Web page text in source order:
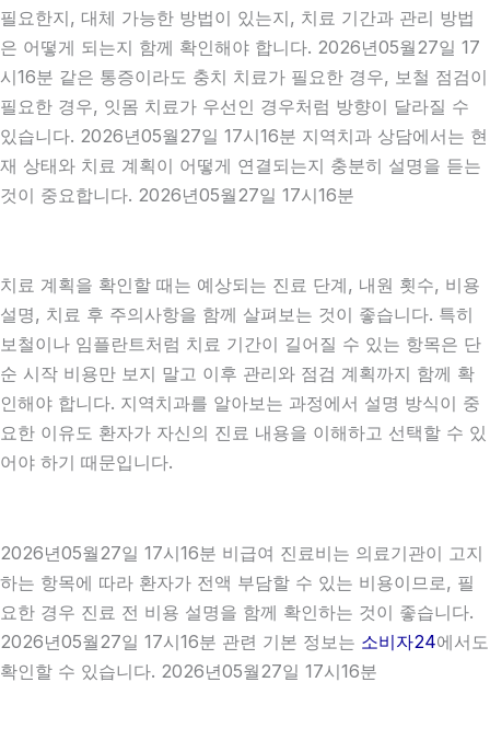
필요한지, 대체 가능한 방법이 있는지, 치료 기간과 관리 방법
은 어떻게 되는지 함께 확인해야 합니다. 2026년05월27일 17
시16분 같은 통증이라도 충치 치료가 필요한 경우, 보철 점검이
필요한 경우, 잇몸 치료가 우선인 경우처럼 방향이 달라질 수
있습니다. 2026년05월27일 17시16분 지역치과 상담에서는 현
재 상태와 치료 계획이 어떻게 연결되는지 충분히 설명을 듣는
것이 중요합니다. 2026년05월27일 17시16분
치료 계획을 확인할 때는 예상되는 진료 단계, 내원 횟수, 비용
설명, 치료 후 주의사항을 함께 살펴보는 것이 좋습니다. 특히
보철이나 임플란트처럼 치료 기간이 길어질 수 있는 항목은 단
순 시작 비용만 보지 말고 이후 관리와 점검 계획까지 함께 확
인해야 합니다. 지역치과를 알아보는 과정에서 설명 방식이 중
요한 이유도 환자가 자신의 진료 내용을 이해하고 선택할 수 있
어야 하기 때문입니다.
2026년05월27일 17시16분 비급여 진료비는 의료기관이 고지
하는 항목에 따라 환자가 전액 부담할 수 있는 비용이므로, 필
요한 경우 진료 전 비용 설명을 함께 확인하는 것이 좋습니다.
2026년05월27일 17시16분 관련 기본 정보는 소비자24에서도
확인할 수 있습니다. 2026년05월27일 17시16분